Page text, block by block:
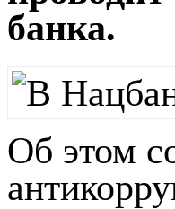
банка.
Об этом